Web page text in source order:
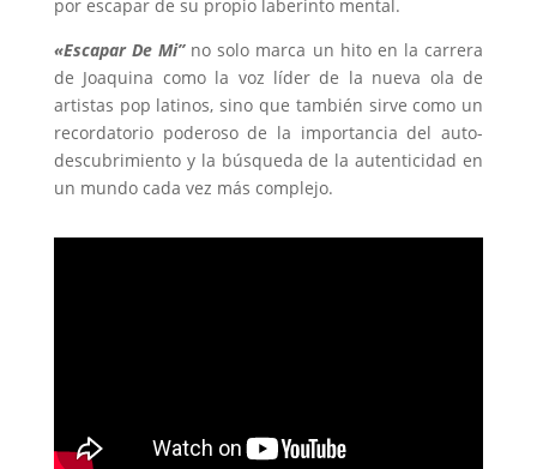
por escapar de su propio laberinto mental.
«Escapar De Mi” no solo marca un hito en la carrera
de Joaquina como la voz líder de la nueva ola de
artistas pop latinos, sino que también sirve como un
recordatorio poderoso de la importancia del auto-
descubrimiento y la búsqueda de la autenticidad en
un mundo cada vez más complejo.